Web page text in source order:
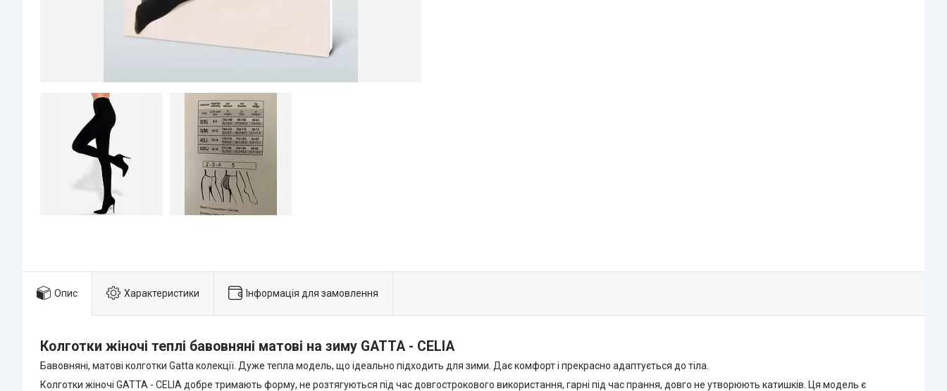
Опис Характеристики Інформація для замовлення
Колготки жіночі теплі бавовняні матові на зиму GATTA - CELIA
Бавовняні, матові колготки Gatta колекції. Дуже тепла модель, що ідеально підходить для зими. Дає комфорт і прекрасно адаптується до тіла.
Колготки жіночі GATTA - CELIA добре тримають форму, не розтягуються під час довгострокового використання, гарні під час прання, довго не утворюють катишків. Ця модель є